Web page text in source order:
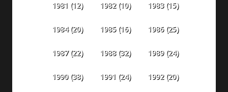
1981 (12) 1982(10) 1983(15)
1984(20) 1985(16) 1986(25)
1987(22) 1988(32) 1989(24)
1990(38) 1991 (24) 1992(20)